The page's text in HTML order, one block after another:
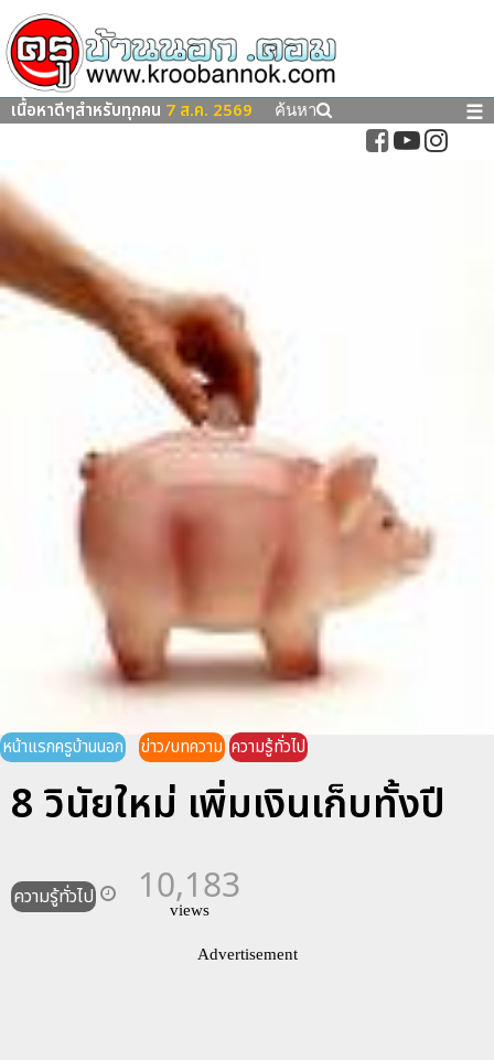
เนื้อหาดีๆสำหรับทุกคน 7 ส.ค. 2569 ค้นหา ☰
หน้าแรกครูบ้านนอก ข่าว/บทความ ความรู้ทั่วไป
8 วินัยใหม่ เพิ่มเงินเก็บทั้งปี
ความรู้ทั่วไป 10,183
views
Advertisement